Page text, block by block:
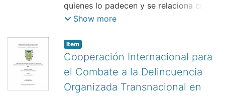
Alejandra
quienes lo padecen y se relaciona con
el desarrollo de diversas patologías en
Show more
Item
Cooperación Internacional para
el Combate a la Delincuencia
Organizada Transnacional en